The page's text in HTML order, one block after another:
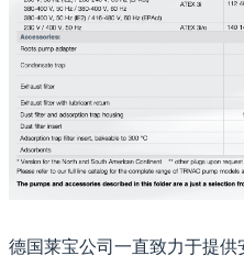
德国莱宝公司一直致力于提